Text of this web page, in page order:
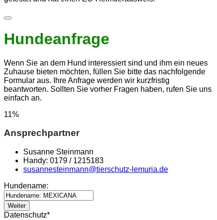
Hundeanfrage
Wenn Sie an dem Hund interessiert sind und ihm ein neues
Zuhause bieten möchten, füllen Sie bitte das nachfolgende
Formular aus. Ihre Anfrage werden wir kurzfristig
beantworten. Sollten Sie vorher Fragen haben, rufen Sie uns
einfach an.
11%
Ansprechpartner
Susanne Steinmann
Handy: 0179 / 1215183
susannesteinmann@tierschutz-lemuria.de
Hundename:
Weiter
Datenschutz*